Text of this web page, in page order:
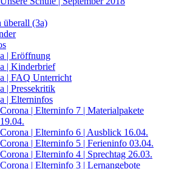
überall (3a)
| Eröffnung
| Kinderbrief
| FAQ Unterricht
| Pressekritik
| Elterninfos
Corona | Elterninfo 7 | Materialpakete
19.04.
Corona | Elterninfo 6 | Ausblick 16.04.
Corona | Elterninfo 5 | Ferieninfo 03.04.
Corona | Elterninfo 4 | Sprechtag 26.03.
Corona | Elterninfo 3 | Lernangebote